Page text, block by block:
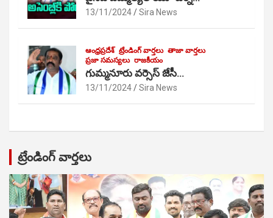
13/11/2024 Sira News
ఆంధ్రప్రదేశ్ ట్రేండింగ్ వార్తలు తాజా వార్తలు
ప్రజా సమస్యలు రాజకీయం
గుమ్మనూరు వర్సెస్ జేసీ…
13/11/2024 Sira News
ట్రేండింగ్ వార్తలు